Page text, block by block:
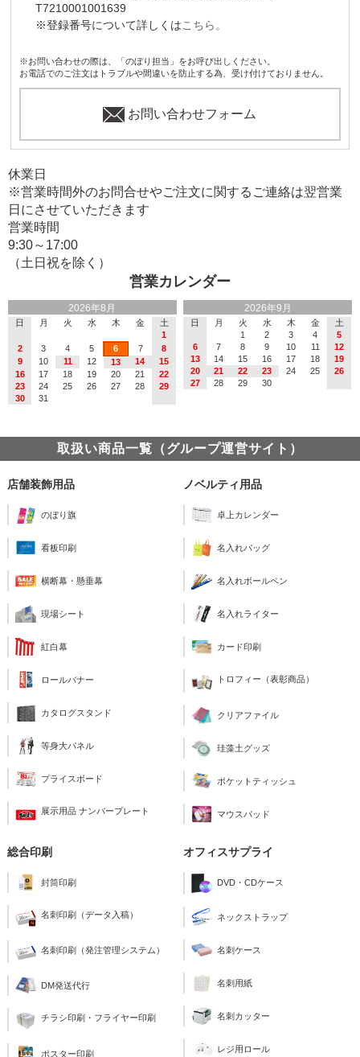
T7210001001639
※登録番号について詳しくはこちら。
※お問い合わせの際は、「のぼり担当」をお呼び出しください。
お電話でのご注文はトラブルや間違いを防止する為、受け付けておりません。
お問い合わせフォーム
営業カレンダー
2026年8月
日 月 火 水 木 金
土
1
2
3 4 5 6 7
8
9
10 11 12 13 14
15
16
17 18 19 20 21
22
23
24 25 26 27 28
29
30
31
2026年9月
日 月 火 水 木 金
土
1
2 3 4
5
6
7 8 9 10 11
12
13
14 15 16 17 18
19
20
21 22 23 24 25
26
27
28 29 30
休業日
※営業時間外のお問合せやご注文に関するご連絡は翌営業
日にさせていただきます
営業時間
9:30～17:00
（土日祝を除く）
取扱い商品一覧（グループ運営サイト）
店舗装飾用品
のぼり旗
看板印刷
横断幕・懸垂幕
現場シート
紅白幕
ロールバナー
カタログスタンド
等身大パネル
プライスボード
展示用品 ナンバープレート
ノベルティ用品
卓上カレンダー
名入れバッグ
名入れボールペン
名入れライター
カード印刷
トロフィー（表彰商品）
クリアファイル
珪藻土グッズ
ポケットティッシュ
マウスパッド
総合印刷
封筒印刷
名刺印刷（データ入稿）
名刺印刷（発注管理システム）
DM発送代行
チラシ印刷・フライヤー印刷
ポスター印刷
オフィスサプライ
DVD・CDケース
ネックストラップ
名刺ケース
名刺用紙
名刺カッター
レジ用ロール